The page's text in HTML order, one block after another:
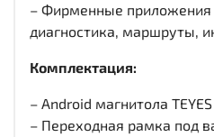
– Фирменные приложения
диагностика, маршруты,
Комплектация:
– Android магнитола TEYES
– Переходная рамка под